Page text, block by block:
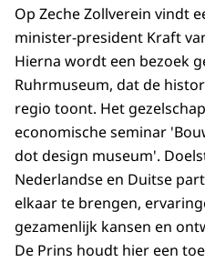
Op Zeche Zollverein vindt
minister-president Kraft
Hierna wordt een bezoek
Ruhrmuseum, dat de
regio toont. Het
economische seminar
dot design museum'.
Nederlandse en Duitse
elkaar te brengen,
gezamenlijk kansen en
De Prins houdt hier een